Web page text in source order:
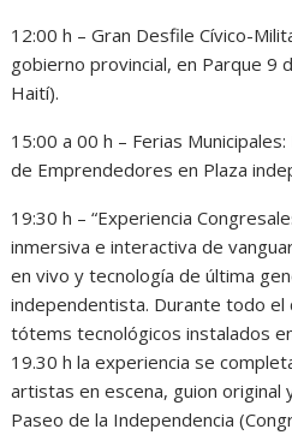
12:00 h – Gran Desfile Cívico-
gobierno provincial, en Parque 9
Haití).
15:00 a 00 h – Ferias
de Emprendedores en Plaza
19:30 h – “Experiencia
inmersiva e interactiva de
en vivo y tecnología de última
independentista. Durante todo
tótems tecnológicos instalados
19.30 h la experiencia se
artistas en escena, guion original
Paseo de la Independencia